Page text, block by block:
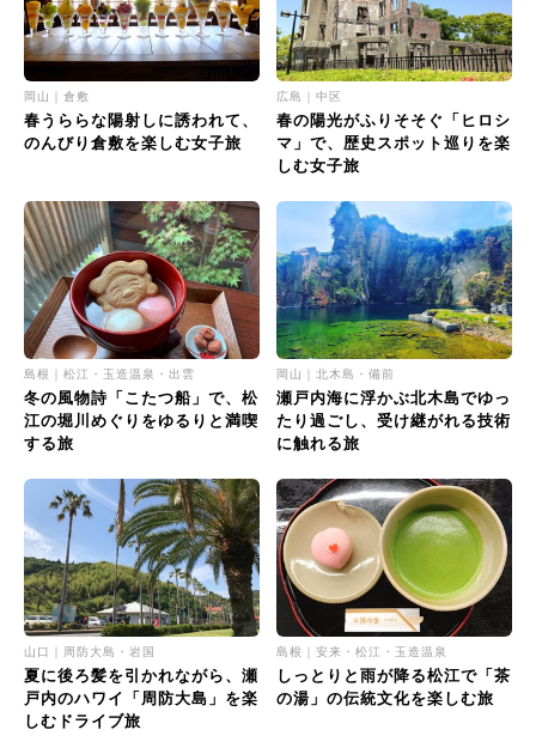
岡山｜倉敷
春うららな陽射しに誘われて、
のんびり倉敷を楽しむ女子旅
広島｜中区
春の陽光がふりそそぐ「ヒロシ
マ」で、歴史スポット巡りを楽
しむ女子旅
島根｜松江・玉造温泉・出雲
冬の風物詩「こたつ船」で、松
江の堀川めぐりをゆるりと満喫
する旅
岡山｜北木島・備前
瀬戸内海に浮かぶ北木島でゆっ
たり過ごし、受け継がれる技術
に触れる旅
山口｜周防大島・岩国
夏に後ろ髪を引かれながら、瀬
戸内のハワイ「周防大島」を楽
しむドライブ旅
島根｜安来・松江・玉造温泉
しっとりと雨が降る松江で「茶
の湯」の伝統文化を楽しむ旅